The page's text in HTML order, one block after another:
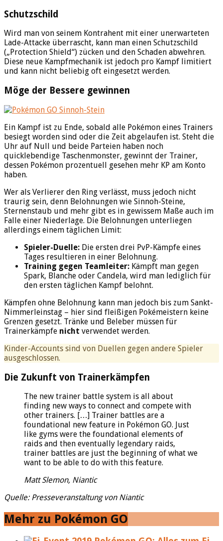
Schutzschild
Wird man von seinem Kontrahent mit einer unerwarteten
Lade-Attacke überrascht, kann man einen Schutzschild
(„Protection Shield“) zücken und den Schaden abwehren.
Diese neue Kampfmechanik ist jedoch pro Kampf limitiert
und kann nicht beliebig oft eingesetzt werden.
Möge der Bessere gewinnen
Ein Kampf ist zu Ende, sobald alle Pokémon eines Trainers
besiegt worden sind oder die Zeit abgelaufen ist. Steht die
Uhr auf Null und beide Parteien haben noch
quicklebendige Taschenmonster, gewinnt der Trainer,
dessen Pokémon prozentuell gesehen mehr KP am Konto
haben.
Wer als Verlierer den Ring verlässt, muss jedoch nicht
traurig sein, denn Belohnungen wie Sinnoh-Steine,
Sternenstaub und mehr gibt es in gewissem Maße auch im
Falle einer Niederlage. Die Belohnungen unterliegen
allerdings einem täglichen Limit:
Spieler-Duelle: Die ersten drei PvP-Kämpfe eines
Tages resultieren in einer Belohnung.
Training gegen Teamleiter: Kämpft man gegen
Spark, Blanche oder Candela, wird man lediglich für
den ersten täglichen Kampf belohnt.
Kämpfen ohne Belohnung kann man jedoch bis zum Sankt-
Nimmerleinstag – hier sind fleißigen Pokémeistern keine
Grenzen gesetzt. Tränke und Beleber müssen für
Trainerkämpfe nicht verwendet werden.
Kinder-Accounts sind von Duellen gegen andere Spieler
ausgeschlossen.
Die Zukunft von Trainerkämpfen
The new trainer battle system is all about
finding new ways to connect and compete with
other trainers. […] Trainer battles are a
foundational new feature in Pokémon GO. Just
like gyms were the foundational elements of
raids and then eventually legendary raids,
trainer battles are just the beginning of what we
want to be able to do with this feature.
Matt Slemon, Niantic
Quelle: Presseveranstaltung von Niantic
Mehr zu Pokémon GO